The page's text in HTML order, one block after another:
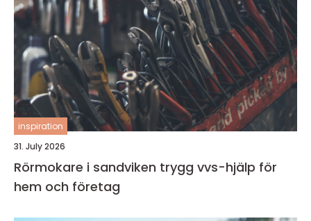
inspiration
31. July 2026
Rörmokare i sandviken trygg vvs-hjälp för
hem och företag